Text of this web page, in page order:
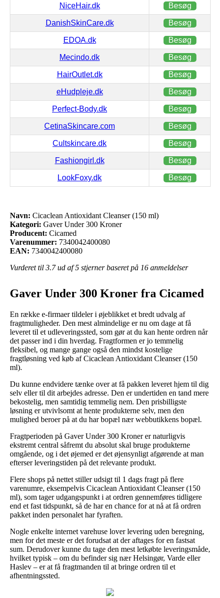
NiceHair.dk Besøg
DanishSkinCare.dk Besøg
EDOA.dk Besøg
Mecindo.dk Besøg
HairOutlet.dk Besøg
eHudpleje.dk Besøg
Perfect-Body.dk Besøg
CetinaSkincare.com Besøg
Cultskincare.dk Besøg
Fashiongirl.dk Besøg
LookFoxy.dk Besøg
Navn: Cicaclean Antioxidant Cleanser (150 ml)
Kategori: Gaver Under 300 Kroner
Producent: Cicamed
Varenummer: 7340042400080
EAN: 7340042400080
Vurderet til 3.7ud af 5 stjerner baseret på 16 anmeldelser
Gaver Under 300 Kroner fra Cicamed
En række e-firmaer tildeler i øjeblikket et bredt udvalg af
fragtmuligheder. Den mest almindelige er nu om dage at få
leveret til et udleveringssted, som gør at du kan hente ordren når
det passer ind i din hverdag. Fragtformen er jo temmelig
fleksibel, og mange gange også den mindst kostelige
fragtløsning ved køb af Cicaclean Antioxidant Cleanser (150
ml).
Du kunne endvidere tænke over at få pakken leveret hjem til dig
selv eller til dit arbejdes adresse. Den er undertiden en tand mere
bekostelig, men samtidig temmelig nem. Den prisbilligste
løsning er utvivlsomt at hente produkterne selv, men den
mulighed beroer på at du har bopæl nær webbutikkens bopæl.
Fragtperioden på Gaver Under 300 Kroner er naturligvis
ekstremt central såfremt du absolut skal bruge produkterne
omgående, og i det øjemed er det øjensynligt afgørende at man
efterser leveringstiden på det relevante produkt.
Flere shops på nettet stiller udsigt til 1 dags fragt på flere
varenumre, eksempelvis Cicaclean Antioxidant Cleanser (150
ml), som tager udgangspunkt i at ordren gennemføres tidligere
end et fast tidspunkt, så de har en chance for at nå at få ordren
pakket inden personalet har fyraften.
Nogle enkelte internet varehuse lover levering uden beregning,
men for det meste er det forudsat at der aftages for en fastsat
sum. Derudover kunne du tage den mest letkøbte leveringsmåde,
hvilket typisk – om du befinder sig nær Helsingør, Varde eller
Haslev – er at få fragtmanden til at bringe ordren til et
afhentningssted.